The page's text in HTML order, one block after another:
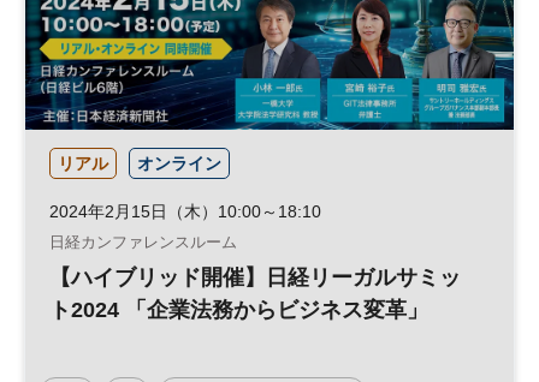
リアル オンライン
2024年2月15日（木）10:00～18:10
日経カンファレンスルーム
【ハイブリッド開催】日経リーガルサミッ
ト2024 「企業法務からビジネス変革」